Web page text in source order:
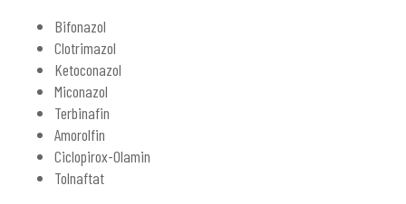
Bifonazol
Clotrimazol
Ketoconazol
Miconazol
Terbinafin
Amorolfin
Ciclopirox-Olamin
Tolnaftat